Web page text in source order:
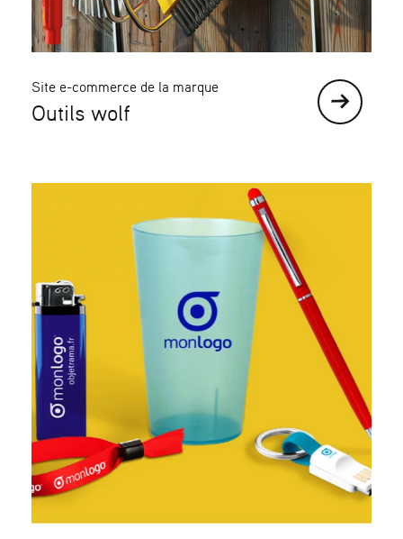
Site e-commerce de la marque
Outils wolf